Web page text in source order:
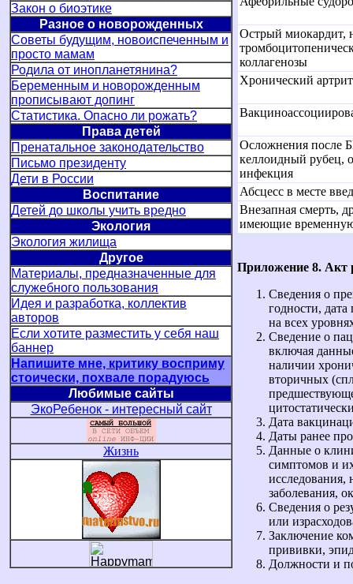
Закон о биоэтике
Разное о новорожденных
Советы будущим, новоиспеченным и
просто мамам
Родила от инопланетянина?
Беременным и новорожденным
прописывают допинг
Статистика. Опасно ли рожать?
Права детей
Пренатальное законодательство
Письмо президенту
Дети в России
Воспитание
Детей до школы учить вредно
Экология
Экология жилища
Другое
Материалы, предназначенные для
служебного пользования
Идея и разработка, коллектив
авторов
Если хотите разместить у себя наш
баннер
Напишите мне, критику восприму
стоически, похвале порадуюсь
Любимые сайты
ЭкоРебенок - интересный сайт
Жизнь
Острый миокардит,
коллагенозы
Хронический артрит
Осложнения после
келлоидный рубец,
инфекция
Абсцесс в месте
Внезапная смерть,
имеющие
Приложение 8. Акт
Сведения о
годности,
на всех
Сведение о
включая
наличии
вторичных
Дата
Даты ранее
Данные о
симптомов и
исследования,
заболевания,
Сведения о
или
Заключение
прививки,
Должности и